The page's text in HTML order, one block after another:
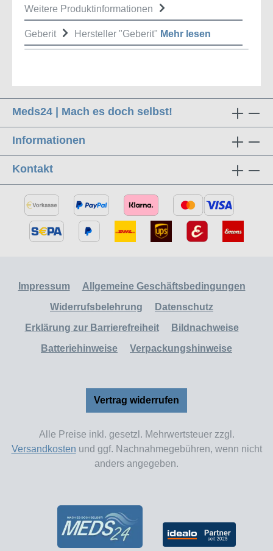
Weitere Produktinformationen
Geberit Hersteller "Geberit" Mehr lesen
Meds24 | Mach es doch selbst!
Informationen
Kontakt
Impressum
Allgemeine Geschäftsbedingungen
Widerrufsbelehrung
Datenschutz
Erklärung zur Barrierefreiheit
Bildnachweise
Batteriehinweise
Verpackungshinweise
Vertrag widerrufen
Alle Preise inkl. gesetzl. Mehrwertsteuer zzgl.
Versandkosten und ggf. Nachnahmegebühren, wenn nicht
anders angegeben.